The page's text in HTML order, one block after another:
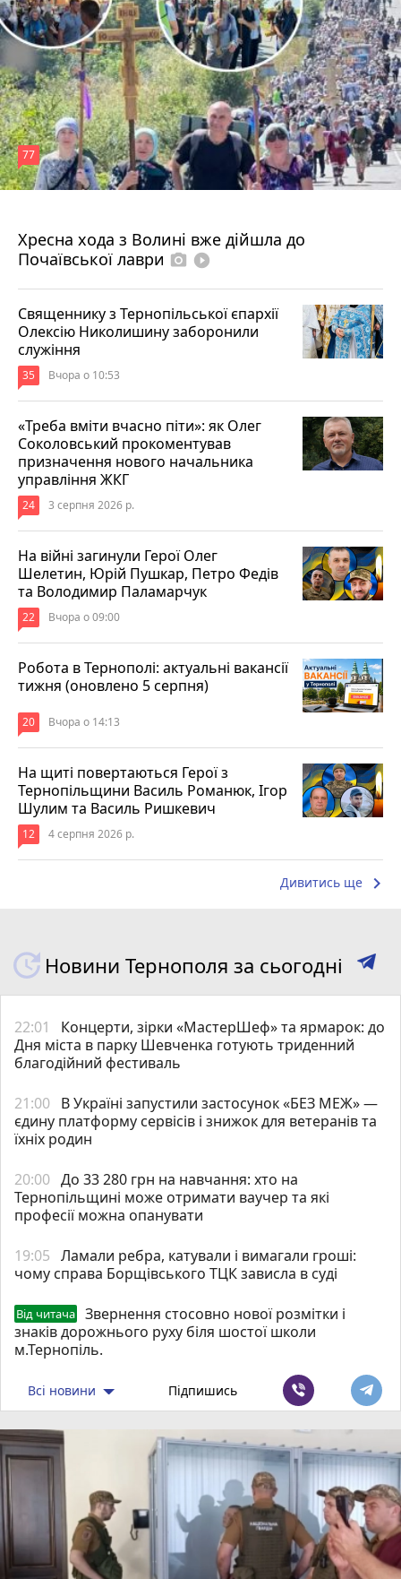
Хресна хода з Волині вже дійшла до
Почаївської лаври photo_camera play_circle_filled
77
Священнику з Тернопільської єпархії
Олексію Николишину заборонили
служіння
35 Вчора о 10:53
«Треба вміти вчасно піти»: як Олег
Соколовський прокоментував
призначення нового начальника
управління ЖКГ
24 3 серпня 2026 р.
На війні загинули Герої Олег
Шелетин, Юрій Пушкар, Петро Федів
та Володимир Паламарчук
22 Вчора о 09:00
Робота в Тернополі: актуальні вакансії
тижня (оновлено 5 серпня)
20 Вчора о 14:13
На щиті повертаються Герої з
Тернопільщини Василь Романюк, Ігор
Шулим та Василь Ришкевич
12 4 серпня 2026 р.
Дивитись ще keyboard_arrow_right
Новини Тернополя за сьогодні
22:01
Концерти, зірки «МастерШеф» та ярмарок: до
Дня міста в парку Шевченка готують триденний
благодійний фестиваль
21:00 В Україні запустили застосунок «БЕЗ МЕЖ» —
єдину платформу сервісів і знижок для ветеранів та
їхніх родин
20:00 До 33 280 грн на навчання: хто на
Тернопільщині може отримати ваучер та які
професії можна опанувати
19:05 Ламали ребра, катували і вимагали гроші:
чому справа Борщівського ТЦК зависла в суді
Від читача
Звернення стосовно нової розмітки і
знаків дорожнього руху біля шостої школи
м.Тернопіль.
Всі новини Підпишись